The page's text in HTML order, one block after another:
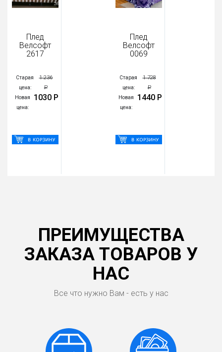
Плед
Велсофт
2617
Старая
цена:
1 236
Р
Новая
цена:
1030 Р
Плед
Велсофт
0069
Старая
цена:
1 728
Р
Новая
цена:
1440 Р
ПРЕИМУЩЕСТВА
ЗАКАЗА ТОВАРОВ У
НАС
Все что нужно Вам - есть у нас